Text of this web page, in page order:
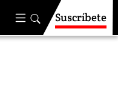
Suscríbete